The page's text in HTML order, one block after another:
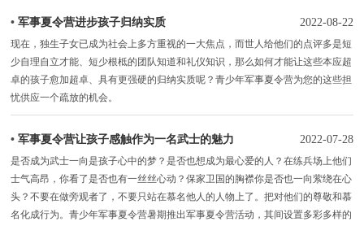
•军事夏令营进步孩子归纳实质 2022-08-22
现在，独生子女已成为社会上多方重视的一大焦点，而世人给他们的点评多是短
少自理自立才能、短少根柢的团队知道和礼仪知识，那么如何才能让这些本应超
卓的孩子愈加超卓、具有更强硬的归纳实质呢？青少年军事夏令营为您的这些担
忧供应一个疏放的机会。
•军事夏令营让孩子感触作为一名武士的魅力 2022-07-28
是否成为武士一向是孩子心中的梦？是否也想成为最心爱的人？在练兵场上他们
士气高昂，你看了是否也有一丝丝心动？保家卫国的胸襟你是否也一向萦绕在心
头？不要在做旁观者了，不要只站在慕名他人的人物上了。把对他们的尊敬和慕
名化成行为。青少年军事夏令营暑期推出军事夏令营活动，其间设置多彩多样的